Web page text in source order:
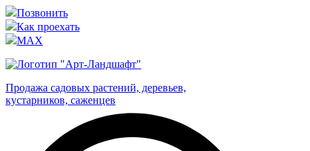
Позвонить
Как проехать
MAX
Продажа садовых растений, деревьев,
кустарников, саженцев